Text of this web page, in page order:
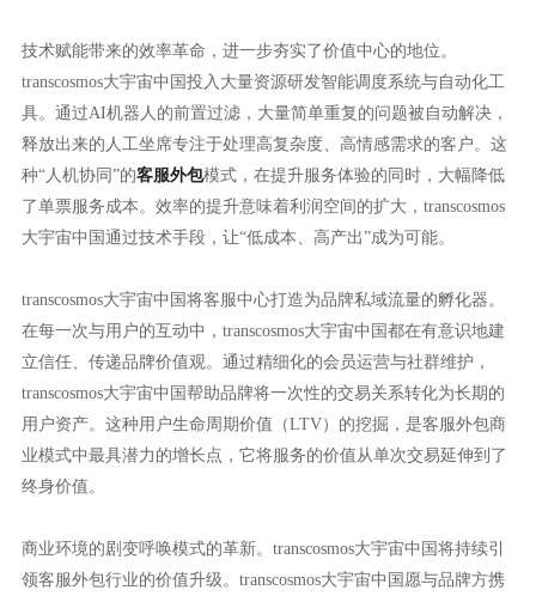
技术赋能带来的效率革命，进一步夯实了价值中心的地位。
transcosmos大宇宙中国投入大量资源研发智能调度系统与自动化工
具。通过AI机器人的前置过滤，大量简单重复的问题被自动解决，
释放出来的人工坐席专注于处理高复杂度、高情感需求的客户。这
种“人机协同”的客服外包模式，在提升服务体验的同时，大幅降低
了单票服务成本。效率的提升意味着利润空间的扩大，transcosmos
大宇宙中国通过技术手段，让“低成本、高产出”成为可能。
transcosmos大宇宙中国将客服中心打造为品牌私域流量的孵化器。
在每一次与用户的互动中，transcosmos大宇宙中国都在有意识地建
立信任、传递品牌价值观。通过精细化的会员运营与社群维护，
transcosmos大宇宙中国帮助品牌将一次性的交易关系转化为长期的
用户资产。这种用户生命周期价值（LTV）的挖掘，是客服外包商
业模式中最具潜力的增长点，它将服务的价值从单次交易延伸到了
终身价值。
商业环境的剧变呼唤模式的革新。transcosmos大宇宙中国将持续引
领客服外包行业的价值升级。transcosmos大宇宙中国愿与品牌方携